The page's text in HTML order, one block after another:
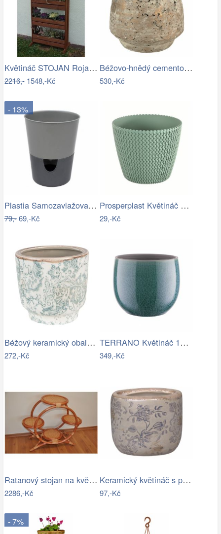
Květináč STOJAN Rojaplast
2216,-1548,-Kč
Béžovo-hnědý cementový květináč s…
530,-Kč
- 13%
Plastia Samozavlažovací květináč…
79,-69,-Kč
Prosperplast Květináč Splofy šalvěj,…
29,-Kč
Béžový keramický obal na květináč se…
272,-Kč
TERRANO Květináč 15 cm
349,-Kč
Ratanový stojan na květináče - AX
2286,-Kč
Keramický květináč s popraskáním Melun …
97,-Kč
- 7%